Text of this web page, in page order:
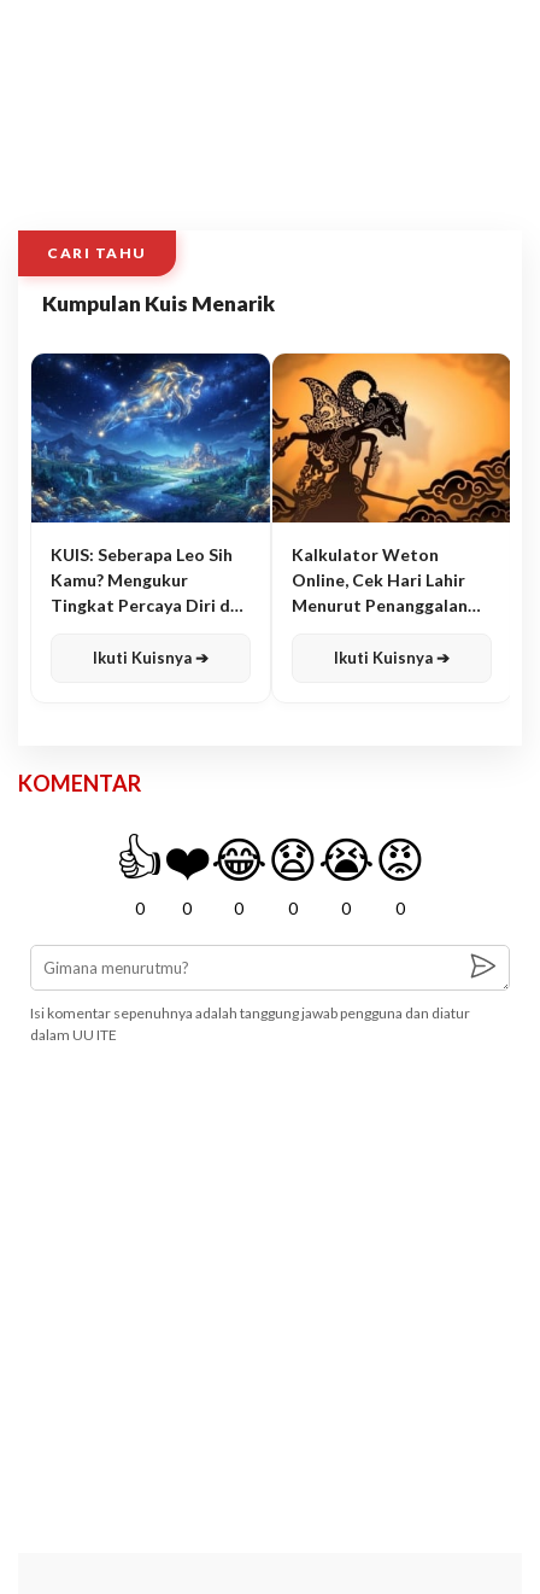
CARI TAHU
Kumpulan Kuis Menarik
KUIS: Seberapa Leo Sih
Kamu? Mengukur
Tingkat Percaya Diri dan
Ikuti Kuisnya ➔
Kalkulator Weton
Online, Cek Hari Lahir
Menurut Penanggalan
Ikuti Kuisnya ➔
KOMENTAR
👍
0
❤️
0
😂
0
😧
0
😭
0
😡
0
Isi komentar sepenuhnya adalah tanggung jawab pengguna dan diatur
dalam UU ITE